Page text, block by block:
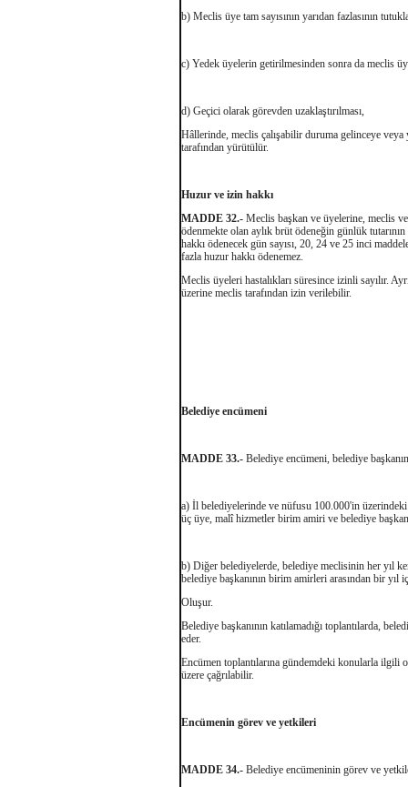
b) Meclis üye tam sayısının yarıdan fazlasının
c) Yedek üyelerin getirilmesinden sonra da meclis üye
d) Geçici olarak görevden uzaklaştırılması,
Hâllerinde, meclis çalışabilir duruma gelinceye
tarafından yürütülür.
Huzur ve izin hakkı
MADDE 32.- Meclis başkan ve üyelerine, meclis
ödenmekte olan aylık brüt ödeneğin günlük
hakkı ödenecek gün sayısı, 20, 24 ve 25 inci
fazla huzur hakkı ödenemez.
Meclis üyeleri hastalıkları süresince izinli sayılır.
üzerine meclis tarafından izin verilebilir.
Belediye encümeni
MADDE 33.- Belediye encümeni, belediye
a) İl belediyelerinde ve nüfusu 100.000'in
üç üye, malî hizmetler birim amiri ve belediye
b) Diğer belediyelerde, belediye meclisinin her yıl
belediye başkanının birim amirleri arasından bir
Oluşur.
Belediye başkanının katılamadığı toplantılarda,
eder.
Encümen toplantılarına gündemdeki konularla ilgili
üzere çağrılabilir.
Encümenin görev ve yetkileri
MADDE 34.- Belediye encümeninin görev ve